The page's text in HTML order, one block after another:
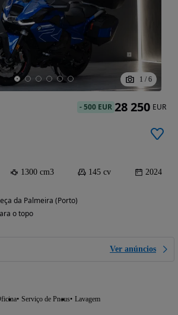
1 / 6
1300 cm3 145 cv 2024
da Palmeira (Porto)
o topo
Ver anúncios
Serviço de Pneus Lavagem
-500 EUR 28 250 EUR